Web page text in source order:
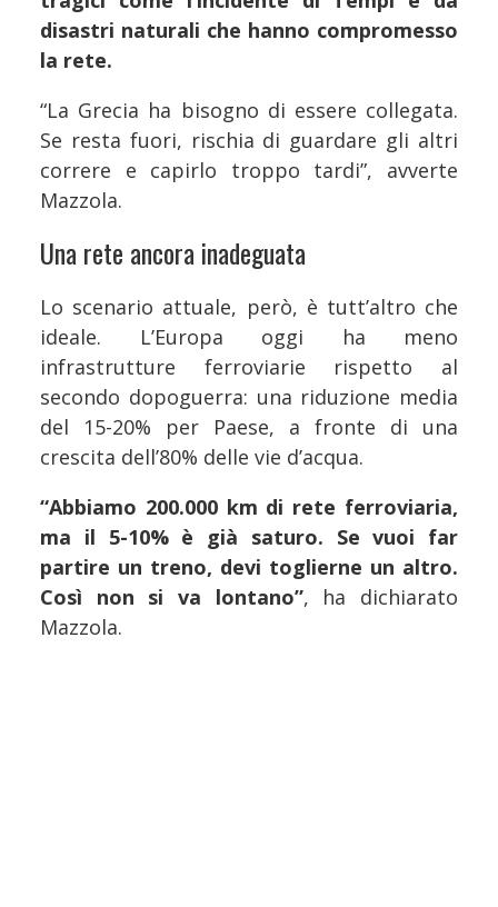
disastri naturali che hanno compromesso
la rete.
“La Grecia ha bisogno di essere collegata.
Se resta fuori, rischia di guardare gli altri
correre e capirlo troppo tardi”, avverte
Mazzola.
Una rete ancora inadeguata
Lo scenario attuale, però, è tutt’altro che
ideale. L’Europa oggi ha meno
infrastrutture ferroviarie rispetto al
secondo dopoguerra: una riduzione media
del 15-20% per Paese, a fronte di una
crescita dell’80% delle vie d’acqua.
“Abbiamo 200.000 km di rete ferroviaria,
ma il 5-10% è già saturo. Se vuoi far
partire un treno, devi toglierne un altro.
Così non si va lontano”, ha dichiarato
Mazzola.